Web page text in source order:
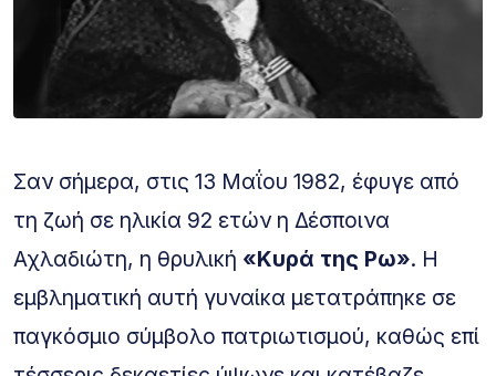
Σαν σήμερα, στις 13 Μαΐου 1982, έφυγε από
τη ζωή σε ηλικία 92 ετών η Δέσποινα
Αχλαδιώτη, η θρυλική «Κυρά της Ρω». Η
εμβληματική αυτή γυναίκα μετατράπηκε σε
παγκόσμιο σύμβολο πατριωτισμού, καθώς επί